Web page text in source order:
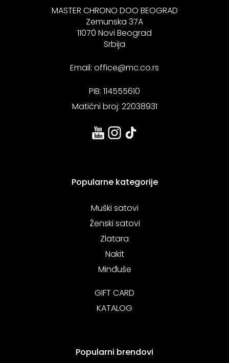
MASTER CHRONO DOO BEOGRAD
Zemunska 37A
11070 Novi Beograd
Srbija
Email: office@mc.co.rs
PIB: 114555610
Matični broj: 22038931
Popularne kategorije
Muški satovi
Ženski satovi
Zlatara
Nakit
Minđuše
GIFT CARD
KATALOG
Popularni brendovi